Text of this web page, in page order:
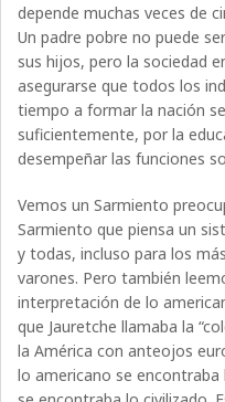
depende muchas veces de
Un padre pobre no puede
sus hijos, pero la sociedad
asegurarse que todos los
tiempo a formar la nación
suficientemente, por la
desempeñar las funciones
Vemos un Sarmiento
Sarmiento que piensa un
y todas, incluso para los
varones. Pero también
interpretación de lo
que Jauretche llamaba la
la América con anteojos
lo americano se